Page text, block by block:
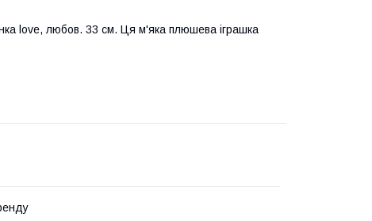
love, любов. 33 см. Ця м'яка плюшева іграшка